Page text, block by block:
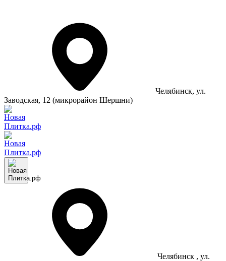
Челябинск, ул.
Заводская, 12 (микрорайон Шершни)
Челябинск , ул.